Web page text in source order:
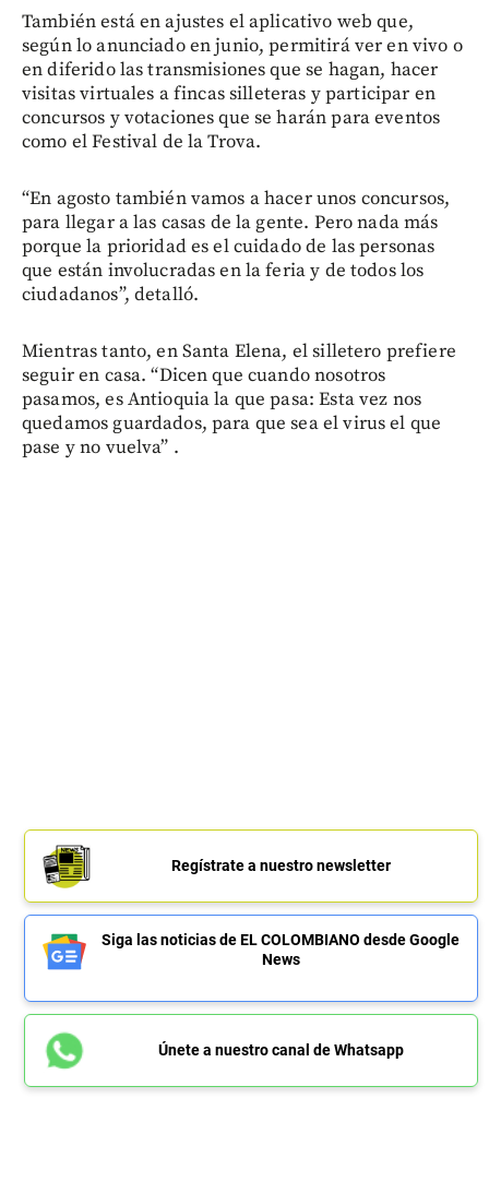
También está en ajustes el aplicativo web que,
según lo anunciado en junio, permitirá ver en vivo o
en diferido las transmisiones que se hagan, hacer
visitas virtuales a fincas silleteras y participar en
concursos y votaciones que se harán para eventos
como el Festival de la Trova.
“En agosto también vamos a hacer unos concursos,
para llegar a las casas de la gente. Pero nada más
porque la prioridad es el cuidado de las personas
que están involucradas en la feria y de todos los
ciudadanos”, detalló.
Mientras tanto, en Santa Elena, el silletero prefiere
seguir en casa. “Dicen que cuando nosotros
pasamos, es Antioquia la que pasa: Esta vez nos
quedamos guardados, para que sea el virus el que
pase y no vuelva” .
Regístrate a nuestro newsletter
Siga las noticias de EL COLOMBIANO desde Google
News
Únete a nuestro canal de Whatsapp